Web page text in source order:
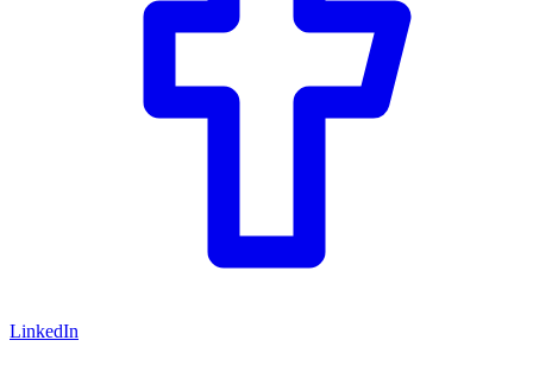
LinkedIn